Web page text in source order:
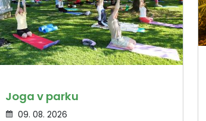
Joga v parku
09. 08. 2026